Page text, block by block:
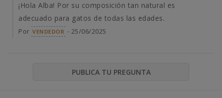
¡Hola Alba! Por su composición tan natural es
adecuado para gatos de todas las edades.
Por VENDEDOR - 25/06/2025
PUBLICA TU PREGUNTA